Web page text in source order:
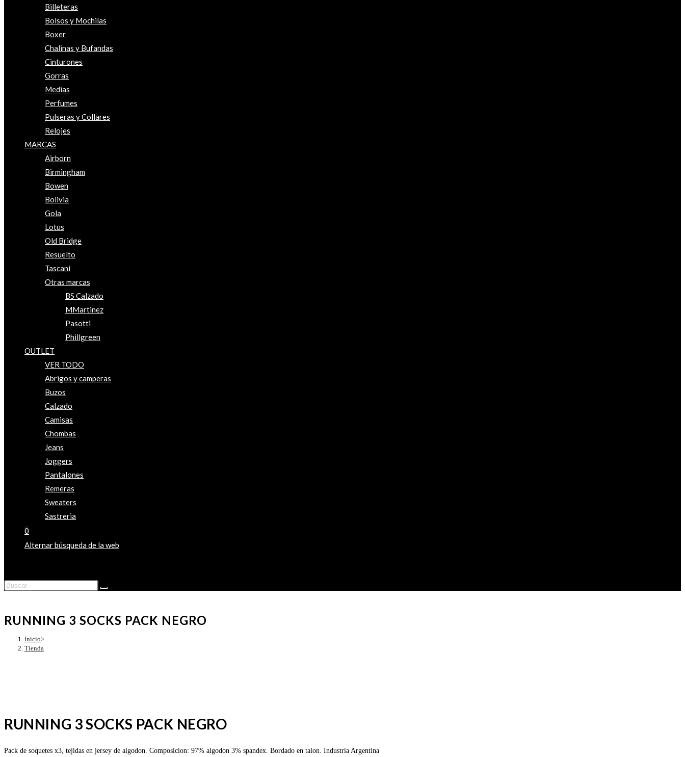
Billeteras
Bolsos y Mochilas
Boxer
Chalinas y Bufandas
Cinturones
Gorras
Medias
Perfumes
Pulseras y Collares
Relojes
MARCAS
Airborn
Birmingham
Bowen
Bolivia
Gola
Lotus
Old Bridge
Resuelto
Tascani
Otras marcas
BS Calzado
MMartinez
Pasotti
Phillgreen
OUTLET
VER TODO
Abrigos y camperas
Buzos
Calzado
Camisas
Chombas
Jeans
Joggers
Pantalones
Remeras
Sweaters
Sastreria
0
Alternar búsqueda de la web
RUNNING 3 SOCKS PACK NEGRO
Inicio>
Tienda
RUNNING 3 SOCKS PACK NEGRO
Pack de soquetes x3, tejidas en jersey de algodon. Composicion: 97% algodon 3% spandex. Bordado en talon. Industria Argentina